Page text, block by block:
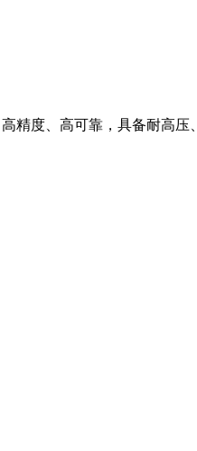
精度、高可靠，具备耐高